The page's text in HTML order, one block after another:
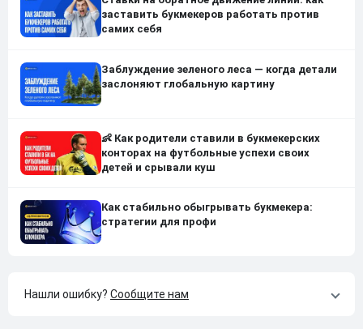
заставить букмекеров работать против
самих себя
Заблуждение зеленого леса — когда детали
заслоняют глобальную картину
👶 Как родители ставили в букмекерских
конторах на футбольные успехи своих
детей и срывали куш
Как стабильно обыгрывать букмекера:
стратегии для профи
Нашли ошибку? Сообщите нам